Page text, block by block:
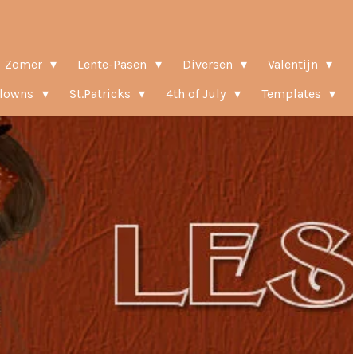
Zomer Lente-Pasen Diversen Valentijn
St.Patricks 4th of July Templates